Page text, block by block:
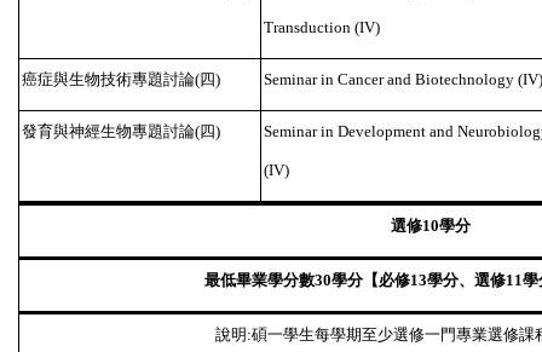
Transduction (IV)
癌症與生物技術專題討論(四) Seminar in Cancer and Biotechnology (IV)
發育與神經生物專題討論(四) Seminar in Development and
(IV)
選修10學分
最低畢業學分數30學分【必修13學分、選修11學
說明:碩一學生每學期至少選修一門專業選修課